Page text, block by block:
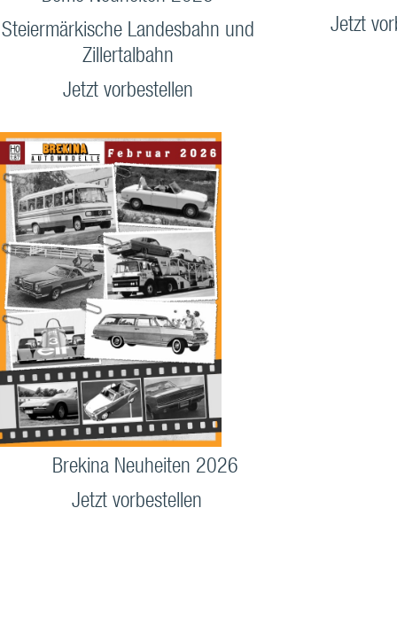
Steiermärkische Landesbahn und
Zillertalbahn
Jetzt vorbestellen
Jetzt
Brekina Neuheiten 2026
Jetzt vorbestellen